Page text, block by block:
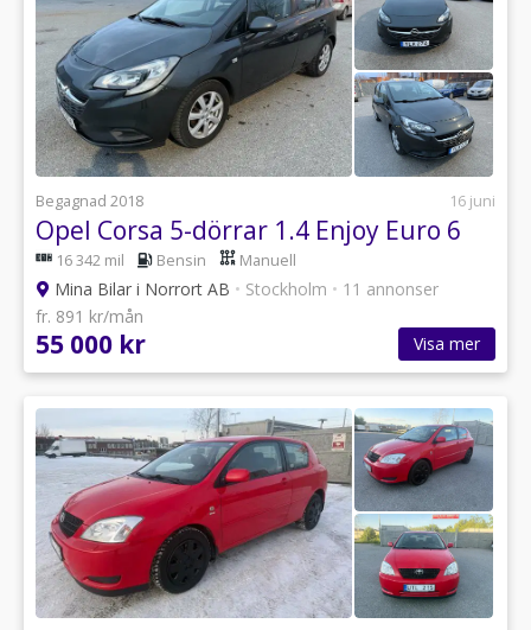
Begagnad 2018 16 juni
Opel Corsa 5-dörrar 1.4 Enjoy Euro 6
16 342 mil Bensin Manuell
Mina Bilar i Norrort AB • Stockholm • 11 annonser
fr. 891 kr/mån
55 000 kr Visa mer